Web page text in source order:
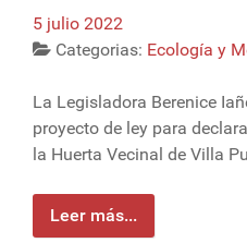
5 julio 2022
Categorias: Ecología y
La Legisladora Berenice
proyecto de ley para
la Huerta Vecinal de Villa
Leer más...